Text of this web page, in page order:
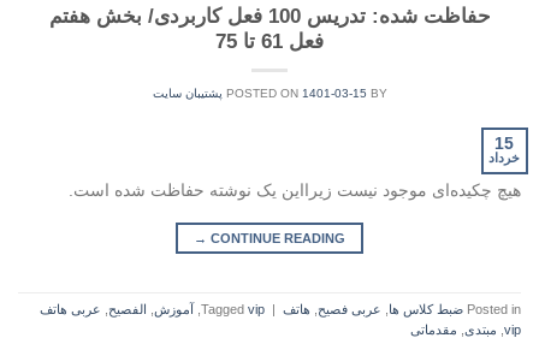
حفاظت شده: تدریس 100 فعل کاربردی/ بخش هفتم
فعل 61 تا 75
POSTED ON 1401-03-15 BY پشتیبان سایت
15
خرداد
هیچ چکیده‌ای موجود نیست زیرا‌این یک نوشته حفاظت شده است.
CONTINUE READING
→
Posted in ضبط کلاس ها عربی فصیح هاتف |
Tagged vip آموزش الفصيح
عربی هاتف
vip مبتدی مقدماتی